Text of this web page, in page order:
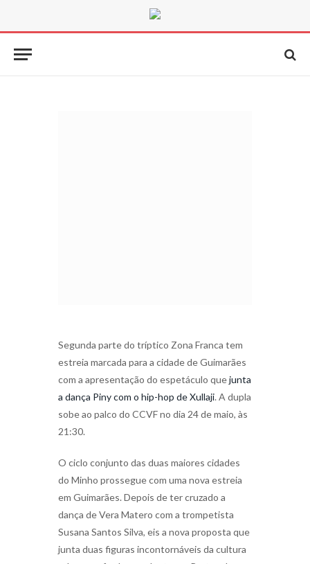
Segunda parte do tríptico Zona Franca tem
estreia marcada para a cidade de Guimarães
com a apresentação do espetáculo quejunta
a dança Piny com o hip-hop de Xullaji. A dupla
sobe ao palco do CCVF no dia 24 de maio, às
21:30.
O ciclo conjunto das duas maiores cidades
do Minho prossegue com uma nova estreia
em Guimarães. Depois de ter cruzado a
dança de Vera Matero com a trompetista
Susana Santos Silva, eis a nova proposta que
junta duas figuras incontornáveis da cultura